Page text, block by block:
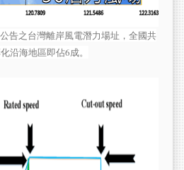
告之台灣離岸風電潛力場址，全國共
沿海地區即佔6成。